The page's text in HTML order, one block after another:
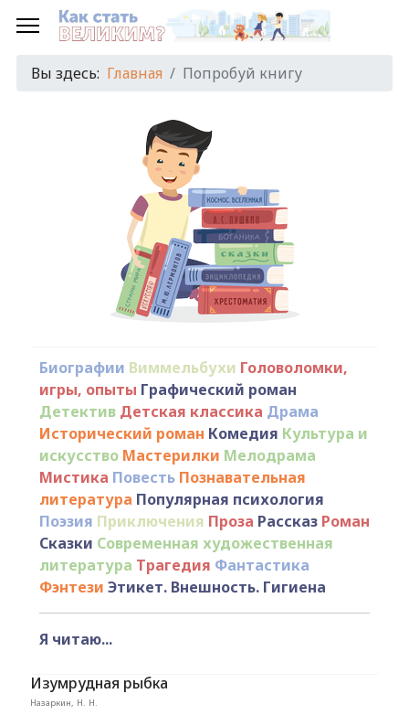
Вы здесь: Главная Попробуй книгу
Биографии Виммельбухи Головоломки,
игры, опыты Графический роман
Детектив Детская классика Драма
Исторический роман Комедия Культура и
искусство Мастерилки Мелодрама
Мистика Повесть Познавательная
литература Популярная психология
Поэзия Приключения Проза Рассказ Роман
Сказки Современная художественная
литература Трагедия Фантастика
Фэнтези Этикет. Внешность. Гигиена
Я читаю...
Изумрудная рыбка
Назаркин, Н. Н.